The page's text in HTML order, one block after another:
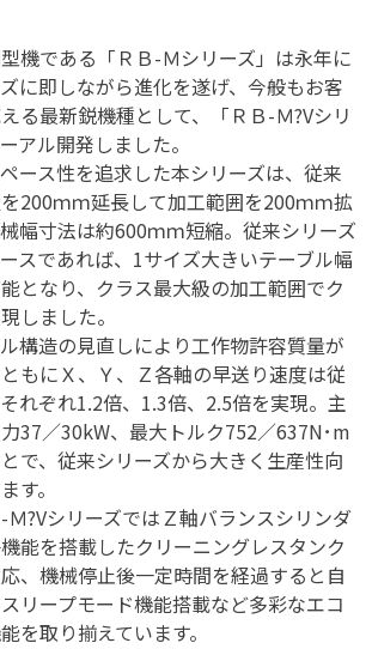
機である「ＲＢ-Ｍシリーズ」は永年に
に即しながら進化を遂げ、今般もお客
る最新鋭機種として、「ＲＢ-Ｍ?Vシリ
アル開発しました。
ース性を追求した本シリーズは、従来
200ｍｍ延長して加工範囲を200ｍｍ拡
幅寸法は約600ｍｍ短縮。従来シリーズ
スであれば、1サイズ大きいテーブル幅
となり、クラス最大級の加工範囲でク
しました。
構造の見直しにより工作物許容質量が
もにＸ、Ｙ、Ｚ各軸の早送り速度は従
れぞれ1.2倍、1.3倍、2.5倍を実現。主
37／30kW、最大トルク752／637N･m
で、従来シリーズから大きく生産性向
す。
?VシリーズではＺ軸バランスシリンダ
能を搭載したクリーニングレスタンク
、機械停止後一定時間を経過すると自
リープモード機能搭載など多彩なエコ
を取り揃えています。